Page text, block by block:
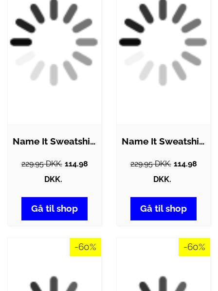
Name It Sweatshirt - NkfJyd - Pokemon -…
229.95 DKK. 114.98
DKK.
Gå til shop
Name It Sweatshirt - NkfLiva - Sort m.…
229.95 DKK. 114.98
DKK.
Gå til shop
-60% -60%